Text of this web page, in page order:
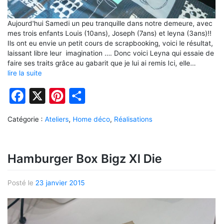
Aujourd'hui Samedi un peu tranquille dans notre demeure, avec
mes trois enfants Louis (10ans), Joseph (7ans) et leyna (3ans)!!
Ils ont eu envie un petit cours de scrapbooking, voici le résultat,
laissant libre leur imagination …. Donc voici Leyna qui essaie de
faire ses traits grâce au gabarit que je lui ai remis Ici, elle…
lire la suite
Facebook
X Pinterest
Catégorie : Ateliers, Home déco, Réalisations
Hamburger Box Bigz Xl Die
Posté le 23 janvier 2015